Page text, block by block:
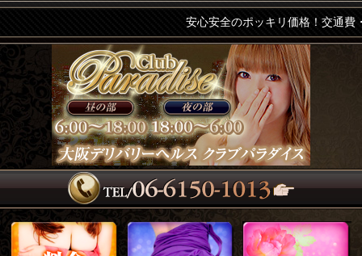
安心安全のポッキリ価格！交通費・